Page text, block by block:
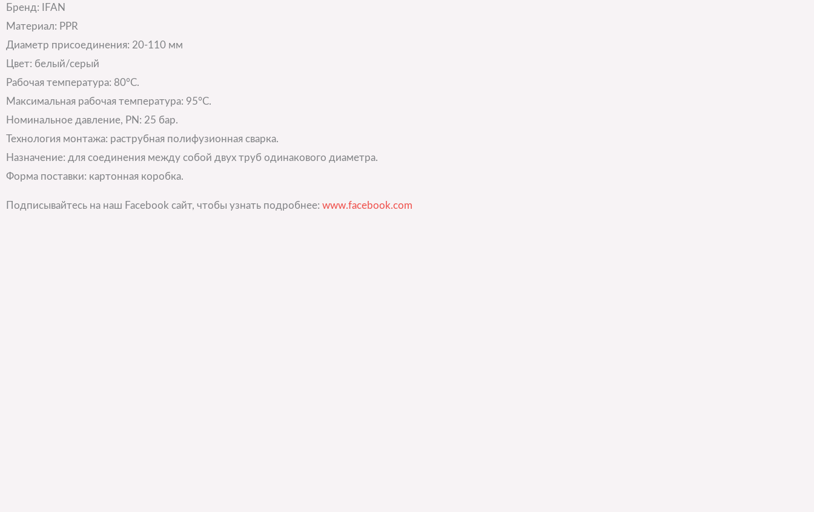
Бренд: IFAN
Материал: PPR
Диаметр присоединения: 20-110 мм
Цвет: белый/серый
Рабочая температура: 80°С.
Максимальная рабочая температура: 95°С.
Номинальное давление, PN: 25 бар.
Технология монтажа: раструбная полифузионная сварка.
Назначение: для соединения между собой двух труб одинакового диаметра.
Форма поставки: картонная коробка.
Подписывайтесь на наш Facebook сайт, чтобы узнать подробнее: www.facebook.com